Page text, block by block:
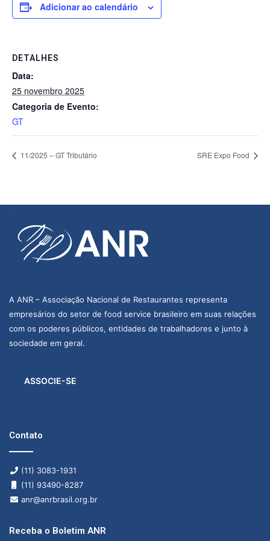
Adicionar ao calendário
DETALHES
Data:
25 novembro 2025
Categoria de Evento:
GT
11/2025 – GT Tributário SRE Expo Food
A ANR – Associação Nacional de Restaurantes representa
empresários do setor de food service brasileiro em suas relações
com os poderes públicos, entidades de trabalhadores e junto à
sociedade em geral.
ASSOCIE-SE
Contato
(11) 3083-1931
(11) 93490-8287
anr@anrbrasil.org.br
Receba o Boletim ANR